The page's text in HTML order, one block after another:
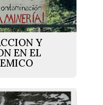
Y
EN EL